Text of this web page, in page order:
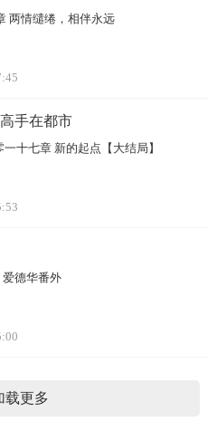
两情缱绻，相伴永远
手在都市
十七章 新的起点【大结局】
爱德华番外
载更多